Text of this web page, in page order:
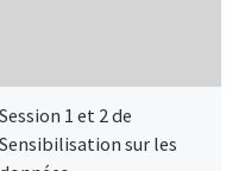
Session 1 et 2 de
Sensibilisation sur les